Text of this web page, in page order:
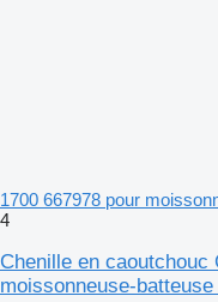
1700 667978 pour
4
Chenille en caoutchouc
moissonneuse-